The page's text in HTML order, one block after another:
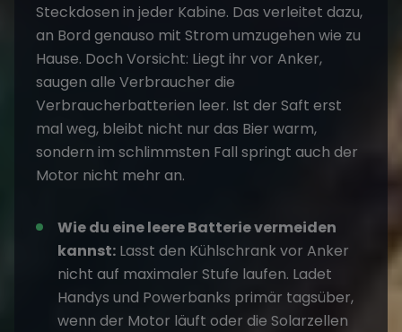
Steckdosen in jeder Kabine. Das verleitet dazu,
an Bord genauso mit Strom umzugehen wie zu
Hause. Doch Vorsicht: Liegt ihr vor Anker,
saugen alle Verbraucher die
Verbraucherbatterien leer. Ist der Saft erst
mal weg, bleibt nicht nur das Bier warm,
sondern im schlimmsten Fall springt auch der
Motor nicht mehr an.
Wie du eine leere Batterie vermeiden
kannst: Lasst den Kühlschrank vor Anker
nicht auf maximaler Stufe laufen. Ladet
Handys und Powerbanks primär tagsüber,
wenn der Motor läuft oder die Solarzellen